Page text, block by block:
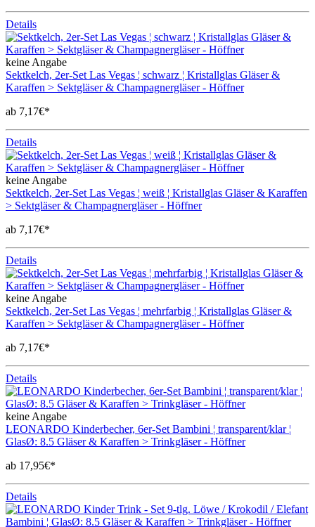
Details
keine Angabe
Sektkelch, 2er-Set Las Vegas ¦ schwarz ¦ Kristallglas Gläser &
Karaffen > Sektgläser & Champagnergläser - Höffner
ab 7,17€*
Details
keine Angabe
Sektkelch, 2er-Set Las Vegas ¦ weiß ¦ Kristallglas Gläser & Karaffen
> Sektgläser & Champagnergläser - Höffner
ab 7,17€*
Details
keine Angabe
Sektkelch, 2er-Set Las Vegas ¦ mehrfarbig ¦ Kristallglas Gläser &
Karaffen > Sektgläser & Champagnergläser - Höffner
ab 7,17€*
Details
keine Angabe
LEONARDO Kinderbecher, 6er-Set Bambini ¦ transparent/klar ¦
GlasØ: 8.5 Gläser & Karaffen > Trinkgläser - Höffner
ab 17,95€*
Details